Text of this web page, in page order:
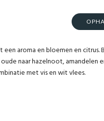
een aroma en bloemen en
naar hazelnoot, amandelen
met vis en wit vlees.